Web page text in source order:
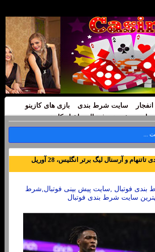
سایت شرط بندی
بازی های کازینو
سایت پیش بینی فوتبال اخبار کازینو
پیش بینی و شرط بندی تاتنهام و آرسنال لیگ برتر انگلیس، 28 آوریل
فوتبال ,سایت پیش بینی فوتبال,شرط
سایت شرط بندی فوتبال